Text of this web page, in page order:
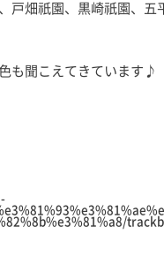
戸畑祇園、黒崎祇園、五
も聞こえてきています♪